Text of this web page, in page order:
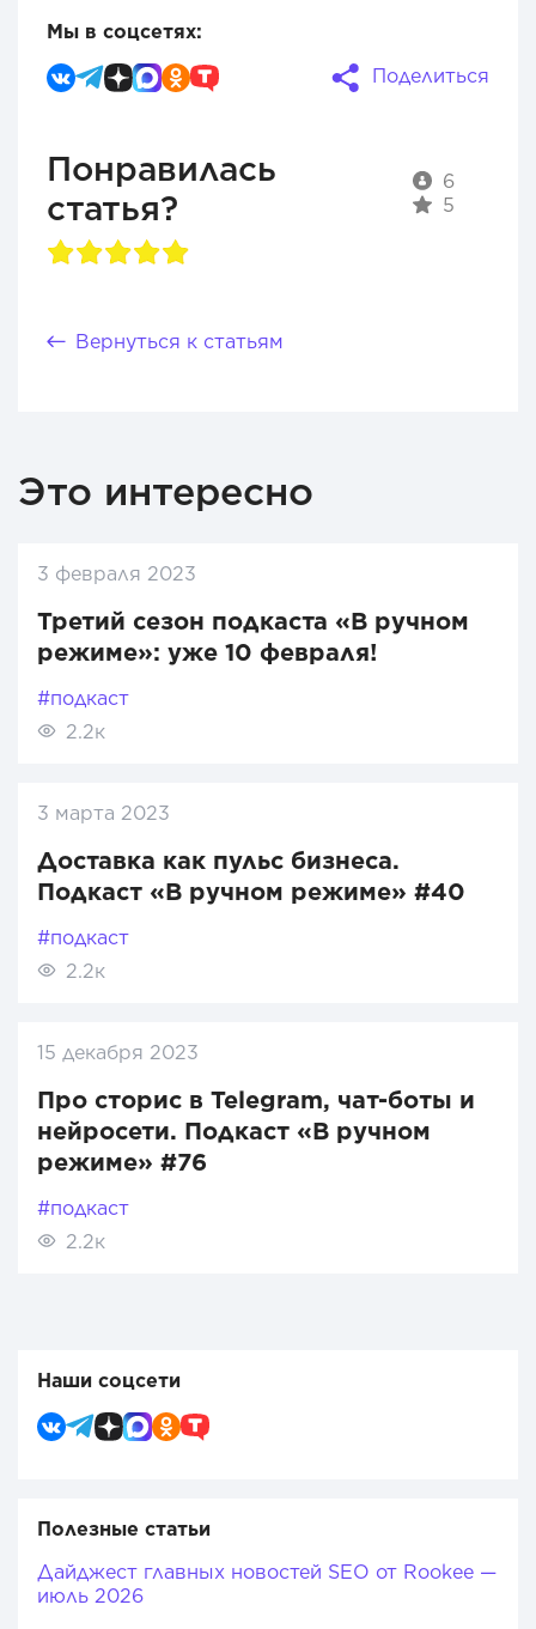
Мы в соцсетях:
Поделиться
Понравилась
статья?
6
5
Вернуться к статьям
Это интересно
3 февраля 2023
Третий сезон подкаста «В ручном
режиме»: уже 10 февраля!
#подкаст
2.2к
3 марта 2023
Доставка как пульс бизнеса.
Подкаст «В ручном режиме» #40
#подкаст
2.2к
15 декабря 2023
Про сторис в Telegram, чат-боты и
нейросети. Подкаст «В ручном
режиме» #76
#подкаст
2.2к
Наши соцсети
Полезные статьи
Дайджест главных новостей SEO от Rookee —
июль 2026